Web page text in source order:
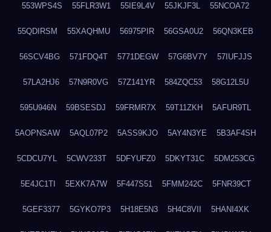
553WPS4S 55FLR3W1 55IE9L4V 55JKJF3L 55NCOA72
55QDIRSM 55XAQHMU 56975PIR 56GSA0U2 56QN3KEB
56SCV4BG 571FDQ4T 5771DEGW 57G6BV7Y 57IUFJJS
57LA2HJ6 57N9R0VG 57Z141YR 584ZQC53 58G12L5U
595U946N 59BSESDJ 59FRMR7X 59T11ZKH 5AFUR9TL
5AOPNSAW 5AQL07P2 5ASS9KJO 5AY4N3YE 5B3AF4SH
5CDCU7YL 5CWV233T 5DFYUFZ0 5DKYT31C 5DM253CG
5E4JC1TI 5EXK7A7W 5F447S51 5FMM242C 5FNR39CT
5GEF3377 5GYKO7P3 5H18E5N3 5H4C8VII 5HANI4XK